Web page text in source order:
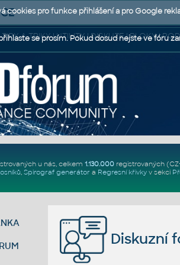
A TRIKY | UTILITY | DISKUZE | BLOKY |
u nás, celkem 1.130.000registrovaných
, Spirograf generátor a Regresní křivkyv sekci
Diskuzní
cookies pro funkce přihlášení a pro Google
se prosím. Pokud dosud nejste ve fóru